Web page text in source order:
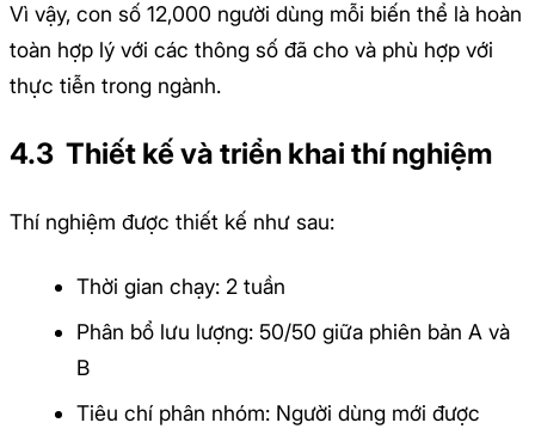
Vì vậy, con số 12,000 người dùng mỗi biến thể là hoàn
toàn hợp lý với các thông số đã cho và phù hợp với
thực tiễn trong ngành.
4.3 Thiết kế và triển khai thí nghiệm
Thí nghiệm được thiết kế như sau:
Thời gian chạy: 2 tuần
Phân bổ lưu lượng: 50/50 giữa phiên bản A và
B
Tiêu chí phân nhóm: Người dùng mới được